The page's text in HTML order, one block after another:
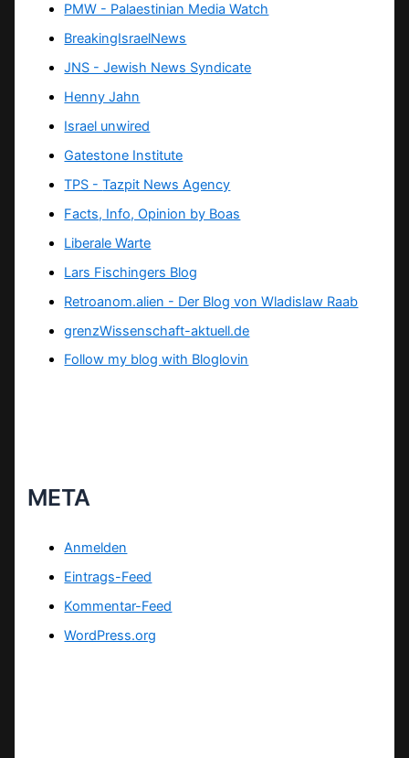
PMW - Palaestinian Media Watch
BreakingIsraelNews
JNS - Jewish News Syndicate
Henny Jahn
Israel unwired
Gatestone Institute
TPS -Tazpit News Agency
Facts, Info, Opinion by Boas
Liberale Warte
Lars Fischingers Blog
Retroanom.alien - Der Blog von Wladislaw Raab
grenzWissenschaft-aktuell.de
Follow my blog with Bloglovin
META
Anmelden
Eintrags-Feed
Kommentar-Feed
WordPress.org